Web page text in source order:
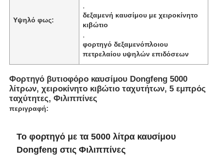
Όλες οι περιπτώσεις
Ζητήστε ένα απόσπασμα
Τεχνικό οχήμα
Βυτιοφόρο καυσίμων
Υψηλό φως:
δεξαμενή καυσίμου με χειροκίνητο
κιβώτιο
φορτηγό δεξαμενόπλοιου
πετρελαίου υψηλών επιδόσεων
Φορτηγό βυτιοφόρο καυσίμου Dongfeng 5000
λίτρων, χειροκίνητο κιβώτιο ταχυτήτων, 5 εμπρός
ταχύτητες, Φιλιππίνες
περιγραφή:
Το φορτηγό με τα 5000 λίτρα καυσίμου
Dongfeng στις Φιλιππίνες